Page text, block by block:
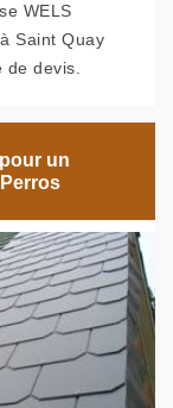
WELS
Saint Quay
devis.
un